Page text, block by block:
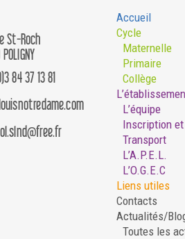
St-Roch
84 37 13 81
Accueil
Cycle
Maternelle
Primaire
Collège
L’équipe
Inscription
Transport
L’A.P.E.L.
L’O.G.E.C
Liens utiles
Contacts
Actualités/
Toutes les